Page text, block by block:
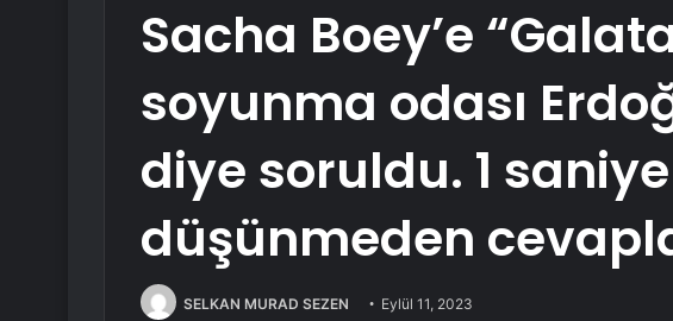
Sacha Boey’e
soyunma odası
diye soruldu. 1 saniye
düşünmeden
SELKAN MURAD SEZEN Eylül 11, 2023